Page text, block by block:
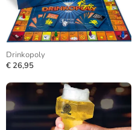
Drinkopoly
€ 26,95